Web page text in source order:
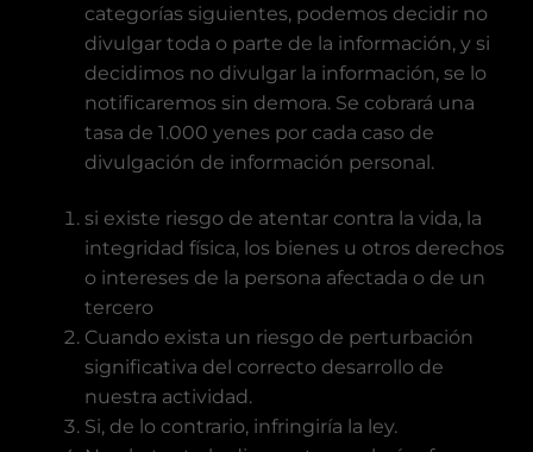
categorías siguientes, podemos decidir no
divulgar toda o parte de la información, y si
decidimos no divulgar la información, se lo
notificaremos sin demora. Se cobrará una
tasa de 1.000 yenes por cada caso de
divulgación de información personal.
si existe riesgo de atentar contra la vida, la
integridad física, los bienes u otros derechos
o intereses de la persona afectada o de un
tercero
Cuando exista un riesgo de perturbación
significativa del correcto desarrollo de
nuestra actividad.
Si, de lo contrario, infringiría la ley.